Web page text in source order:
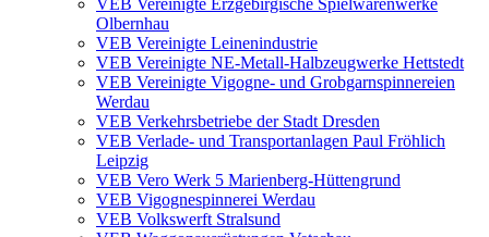
VEB Vereinigte Erzgebirgische Spielwarenwerke
Olbernhau
VEB Vereinigte Leinenindustrie
VEB Vereinigte NE-Metall-Halbzeugwerke Hettstedt
VEB Vereinigte Vigogne- und Grobgarnspinnereien
Werdau
VEB Verkehrsbetriebe der Stadt Dresden
VEB Verlade- und Transportanlagen Paul Fröhlich
Leipzig
VEB Vero Werk 5 Marienberg-Hüttengrund
VEB Vigognespinnerei Werdau
VEB Volkswerft Stralsund